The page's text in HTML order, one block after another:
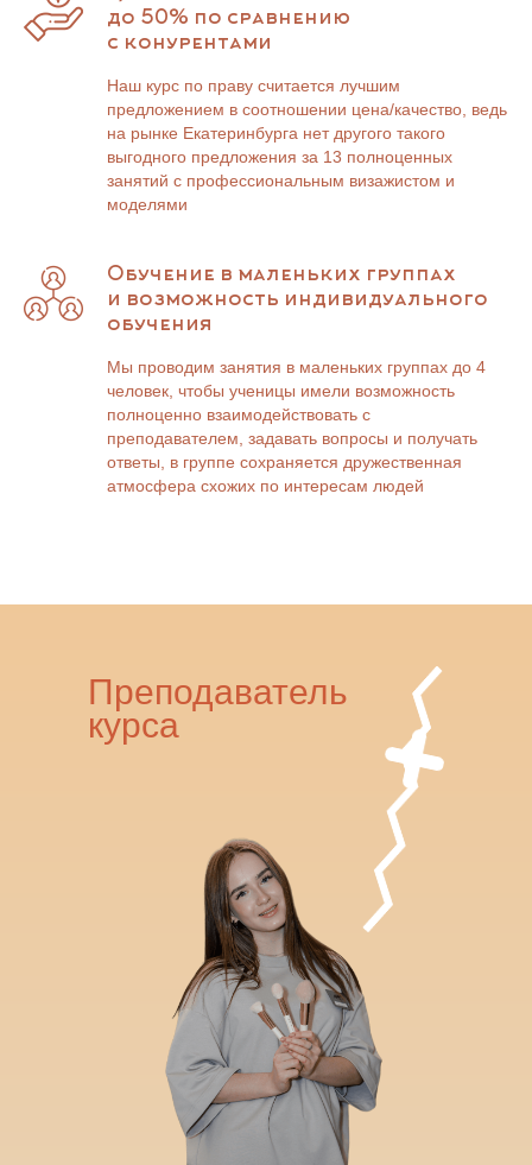
до 50% по сравнению
с конурентами
Наш курс по праву считается лучшим
предложением в соотношении цена/качество, ведь
на рынке Екатеринбурга нет другого такого
выгодного предложения за 13 полноценных
занятий с профессиональным визажистом и
моделями
Обучение в маленьких группах
и возможность индивидуального
обучения
Мы проводим занятия в маленьких группах до 4
человек, чтобы ученицы имели возможность
полноценно взаимодействовать с
преподавателем, задавать вопросы и получать
ответы, в группе сохраняется дружественная
атмосфера схожих по интересам людей
Преподаватель
курса